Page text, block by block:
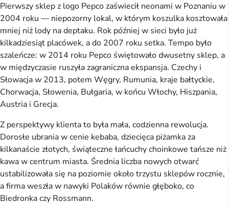
Pierwszy sklep z logo Pepco zaświecił neonami w Poznaniu w
2004 roku — niepozorny lokal, w którym koszulka kosztowała
mniej niż lody na deptaku. Rok później w sieci było już
kilkadziesiąt placówek, a do 2007 roku setka. Tempo było
szaleńcze: w 2014 roku Pepco świętowało dwusetny sklep, a
w międzyczasie ruszyła zagraniczna ekspansja. Czechy i
Słowacja w 2013, potem Węgry, Rumunia, kraje bałtyckie,
Chorwacja, Słowenia, Bułgaria, w końcu Włochy, Hiszpania,
Austria i Grecja.
Z perspektywy klienta to była mała, codzienna rewolucja.
Dorosłe ubrania w cenie kebaba, dziecięca piżamka za
kilkanaście złotych, świąteczne łańcuchy choinkowe tańsze niż
kawa w centrum miasta. Średnia liczba nowych otwarć
ustabilizowała się na poziomie około trzystu sklepów rocznie,
a firma weszła w nawyki Polaków równie głęboko, co
Biedronka czy Rossmann.